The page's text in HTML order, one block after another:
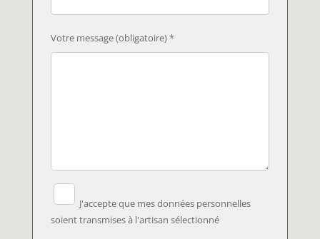
Votre message (obligatoire) *
J'accepte que mes données personnelles
soient transmises à l'artisan sélectionné